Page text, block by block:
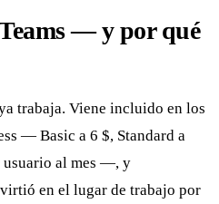
— y por qué
trabaja. Viene incluido en los
— Basic a 6 $, Standard a
usuario al mes —, y
en el lugar de trabajo por